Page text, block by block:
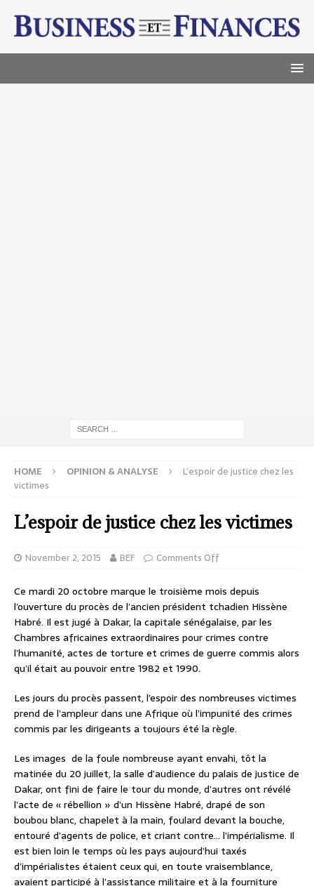
HOME OPINION & ANALYSE
L’espoir de justice chez les
victimes
L’espoir de justice chez les victimes
November 2, 2015 BEF Comments Off
Ce mardi 20 octobre marque le troisième mois depuis
l’ouverture du procès de l’ancien président tchadien Hissène
Habré. Il est jugé à Dakar, la capitale sénégalaise, par les
Chambres africaines extraordinaires pour crimes contre
l’humanité, actes de torture et crimes de guerre commis alors
qu’il était au pouvoir entre 1982 et 1990.
Les jours du procès passent, l’espoir des nombreuses victimes
prend de l’ampleur dans une Afrique où l’impunité des crimes
commis par les dirigeants a toujours été la règle.
Les images de la foule nombreuse ayant envahi, tôt la
matinée du 20 juillet, la salle d’audience du palais de justice de
Dakar, ont fini de faire le tour du monde, d’autres ont révélé
l’acte de « rébellion » d’un Hissène Habré, drapé de son
boubou blanc, chapelet à la main, foulard devant la bouche,
entouré d’agents de police, et criant contre… l’impérialisme. Il
est bien loin le temps où les pays aujourd’hui taxés
d’impérialistes étaient ceux qui, en toute vraisemblance,
avaient participé à l’assistance militaire et à la fourniture